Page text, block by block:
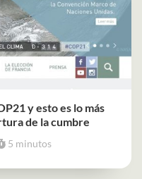
y esto es lo más
de la cumbre
5 minutos